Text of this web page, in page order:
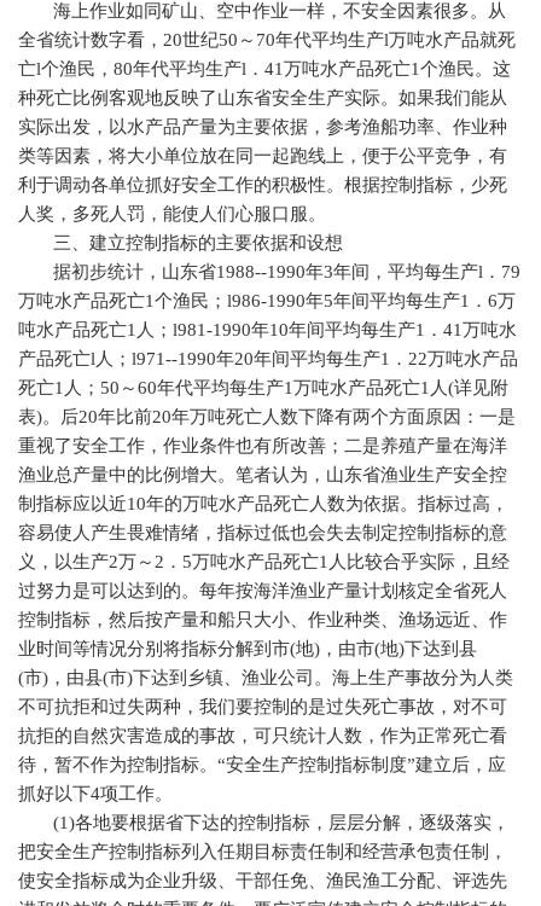
海上作业如同矿山、空中作业一样，不安全因素很多。从
全省统计数字看， 20世纪50 ～ 70年代平均生产l万吨水产品就死
亡l个渔民， 80年代平均生产l ． 41万吨水产品死亡1个渔民。这
种死亡比例客观地反映了山东省安全生产实际。如果我们能从
实际出发，以水产品产量为主要依据，参考渔船功率、作业种
类等因素，将大小单位放在同一起跑线上，便于公平竞争，有
利于调动各单位抓好安全工作的积极性。根据控制指标，少死
人奖，多死人罚，能使人们心服口服。
三、建立控制指标的主要依据和设想
据初步统计，山东省1988--1990年3年间，平均每生产l ． 79
万吨水产品死亡1个渔民； l986-1990年5年间平均每生产1 ． 6万
吨水产品死亡1人； l981-1990年10年间平均每生产1 ． 41万吨水
产品死亡l人； l971--1990年20年间平均每生产1 ． 22万吨水产品
死亡1人； 50 ～60年代平均每生产1万吨水产品死亡1人(详见附
表)。后20年比前20年万吨死亡人数下降有两个方面原因：一是
重视了安全工作，作业条件也有所改善；二是养殖产量在海洋
渔业总产量中的比例增大。笔者认为，山东省渔业生产安全控
制指标应以近10年的万吨水产品死亡人数为依据。指标过高，
容易使人产生畏难情绪，指标过低也会失去制定控制指标的意
义，以生产2万～2 ． 5万吨水产品死亡1人比较合乎实际，且经
过努力是可以达到的。每年按海洋渔业产量计划核定全省死人
控制指标，然后按产量和船只大小、作业种类、渔场远近、作
业时间等情况分别将指标分解到市(地) ，由市(地)下达到县
(市) ，由县(市)下达到乡镇、渔业公司。海上生产事故分为人类
不可抗拒和过失两种，我们要控制的是过失死亡事故，对不可
抗拒的自然灾害造成的事故，可只统计人数，作为正常死亡看
待，暂不作为控制指标。“安全生产控制指标制度”建立后，应
抓好以下4项工作。
(1)各地要根据省下达的控制指标，层层分解，逐级落实，
把安全生产控制指标列入任期目标责任制和经营承包责任制，
使安全指标成为企业升级、干部任免、渔民渔工分配、评选先